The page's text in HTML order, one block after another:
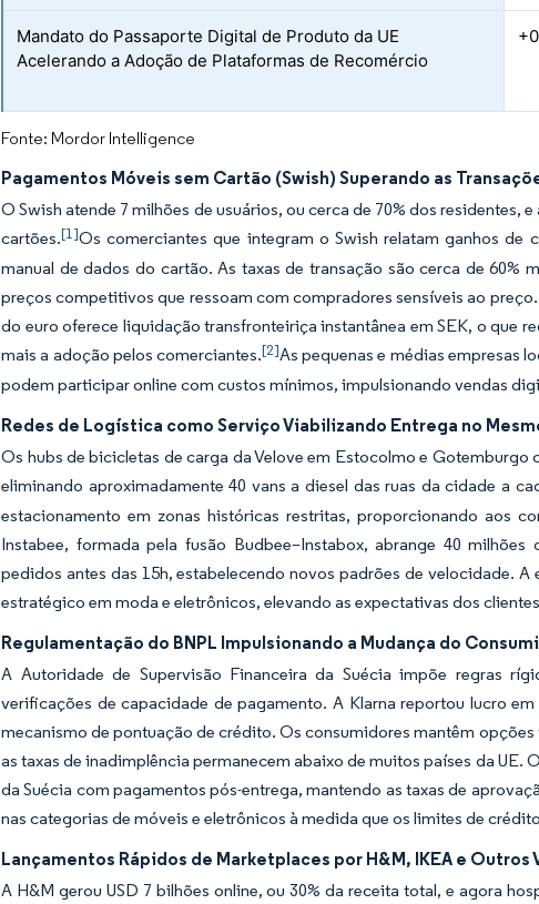
Mandato do Passaporte Digital de Produto da UE
Acelerando a Adoção de Plataformas de Recomércio
Fonte: Mordor Intelligence
Pagamentos Móveis sem Cartão (Swish) Superando as
O Swish atende 7 milhões de usuários, ou cerca de 70% dos
cartões.[1]Os comerciantes que integram o Swish relatam ganhos de
manual de dados do cartão. As taxas de transação são cerca de 60%
preços competitivos que ressoam com compradores sensíveis ao
do euro oferece liquidação transfronteiriça instantânea em SEK, o que
mais a adoção pelos comerciantes.[2]As pequenas e médias empresas
podem participar online com custos mínimos, impulsionando vendas
Redes de Logística como Serviço Viabilizando Entrega no
Os hubs de bicicletas de carga da Velove em Estocolmo e
eliminando aproximadamente 40 vans a diesel das ruas da cidade a
estacionamento em zonas históricas restritas, proporcionando aos
Instabee, formada pela fusão Budbee–Instabox, abrange 40
pedidos antes das 15h, estabelecendo novos padrões de velocidade.
estratégico em moda e eletrônicos, elevando as expectativas dos
Regulamentação do BNPL Impulsionando a Mudança do
A Autoridade de Supervisão Financeira da Suécia impõe regras
verificações de capacidade de pagamento. A Klarna reportou lucro
mecanismo de pontuação de crédito. Os consumidores mantêm
as taxas de inadimplência permanecem abaixo de muitos países da
da Suécia com pagamentos pós-entrega, mantendo as taxas de
nas categorias de móveis e eletrônicos à medida que os limites de
Lançamentos Rápidos de Marketplaces por H&M, IKEA e
A H&M gerou USD 7 bilhões online, ou 30% da receita total, e agora